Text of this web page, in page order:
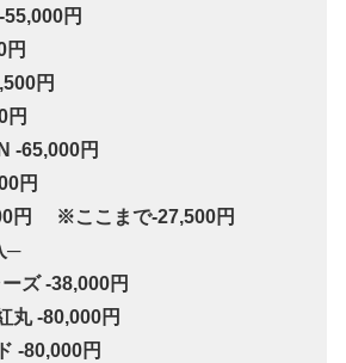
円
円
円
-65,000円
円
円 ※ここまで-27,500円
─
ズ -38,000円
丸 -80,000円
-80,000円